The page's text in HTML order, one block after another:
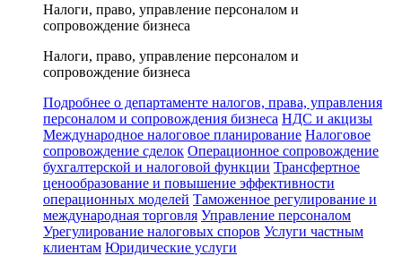
Налоги, право, управление персоналом и
сопровождение бизнеса
Налоги, право, управление персоналом и
сопровождение бизнеса
Подробнее о департаменте налогов, права, управления
персоналом и сопровождения бизнеса НДС и акцизы
Международное налоговое планирование Налоговое
сопровождение сделок Операционное сопровождение
бухгалтерской и налоговой функции Трансфертное
ценообразование и повышение эффективности
операционных моделей Таможенное регулирование и
международная торговля Управление персоналом
Урегулирование налоговых споров Услуги частным
клиентам Юридические услуги